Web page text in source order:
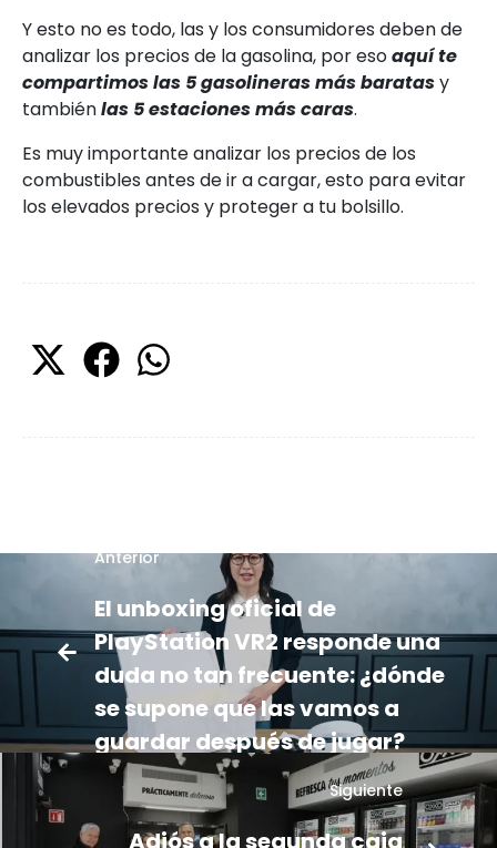
Y esto no es todo, las y los consumidores deben de
analizar los precios de la gasolina, por esoaquí te
compartimos las 5 gasolineras más baratasy
tambiénlas 5 estaciones más caras.
Es muy importante analizar los precios de los
combustibles antes de ir a cargar, esto para evitar
los elevados precios y proteger a tu bolsillo.
Anterior
El unboxing oficial de
PlayStation VR2 responde una
duda no tan frecuente: ¿dónde
se supone que las vamos a
guardar después de jugar?
Siguiente
Adiós a la segunda caja